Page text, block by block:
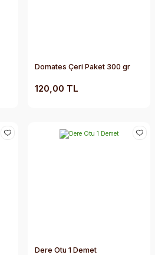
Domates Çeri Paket 300 gr
120,00 TL
Dere Otu 1 Demet